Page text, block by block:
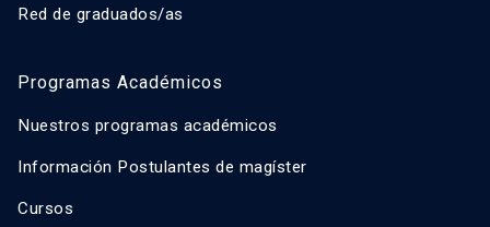
Red de graduados/as
Programas Académicos
Nuestros programas académicos
Información Postulantes de magíster
Cursos